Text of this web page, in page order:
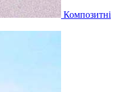
Композитні